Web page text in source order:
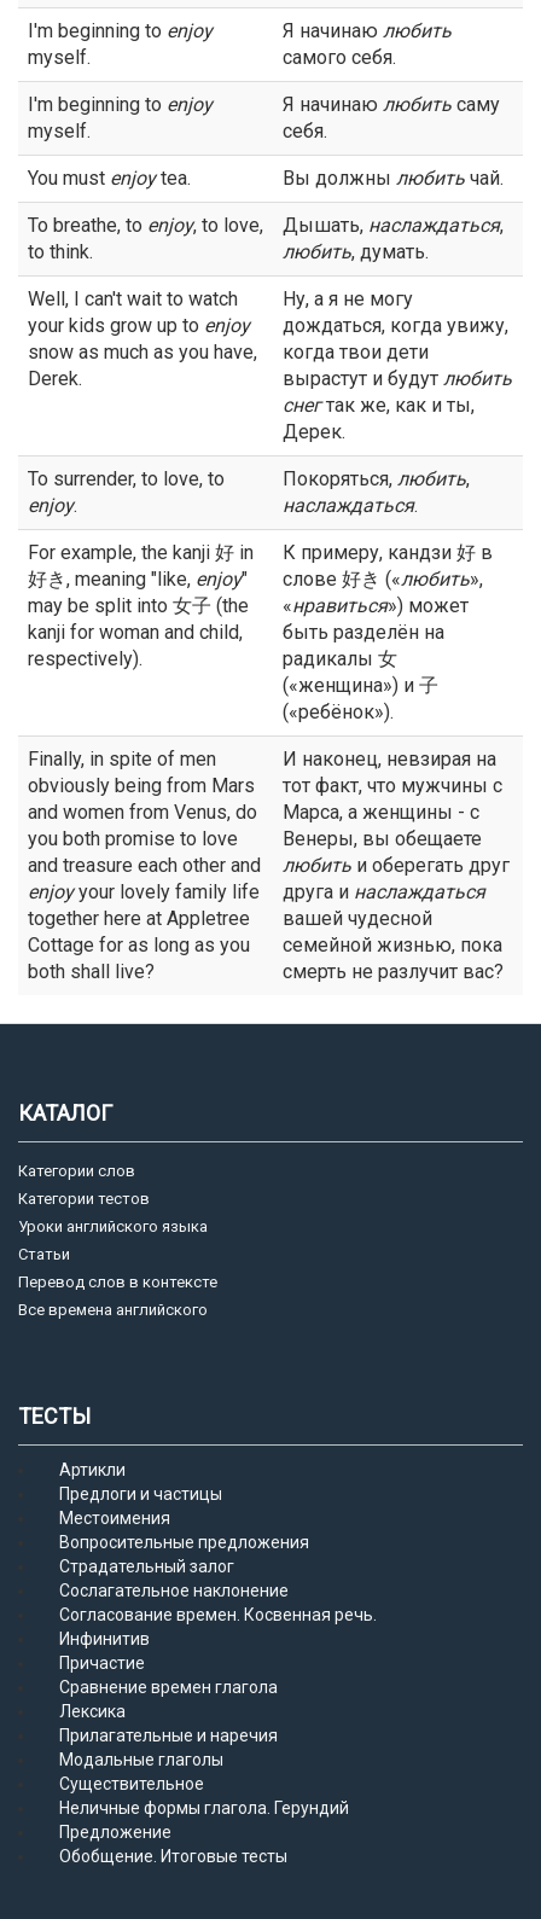
I'm beginning to enjoy
myself.
Я начинаю любить
самого себя.
I'm beginning to enjoy
myself.
Я начинаю любить саму
себя.
You must enjoytea. Вы должны любить чай.
To breathe, to enjoy, to love,
to think.
Дышать, наслаждаться,
любить, думать.
Well, I can't wait to watch
your kids grow up to enjoy
snow as much as you have,
Derek.
Ну, а я не могу
дождаться, когда увижу,
когда твои дети
вырастут и будут любить
снегтак же, как и ты,
Дерек.
To surrender, to love, to
enjoy.
Покоряться, любить,
наслаждаться.
For example, the kanji 好 in
好き, meaning "like, enjoy"
may be split into 女子 (the
kanji for woman and child,
respectively).
К примеру, кандзи 好 в
слове 好き («любить»,
«нравиться») может
быть разделён на
радикалы 女
(«женщина») и 子
(«ребёнок»).
Finally, in spite of men
obviously being from Mars
and women from Venus, do
you both promise to love
and treasure each other and
enjoyyour lovely family life
together here at Appletree
Cottage for as long as you
both shall live?
И наконец, невзирая на
тот факт, что мужчины с
Марса, а женщины - с
Венеры, вы обещаете
любить и оберегать друг
друга и наслаждаться
вашей чудесной
семейной жизнью, пока
смерть не разлучит вас?
КАТАЛОГ
Категории слов
Категории тестов
Уроки английского языка
Статьи
Перевод слов в контексте
Все времена английского
ТЕСТЫ
Артикли
Предлоги и частицы
Местоимения
Вопросительные предложения
Страдательный залог
Сослагательное наклонение
Согласование времен. Косвенная речь.
Инфинитив
Причастие
Сравнение времен глагола
Лексика
Прилагательные и наречия
Модальные глаголы
Существительное
Неличные формы глагола. Герундий
Предложение
Обобщение. Итоговые тесты